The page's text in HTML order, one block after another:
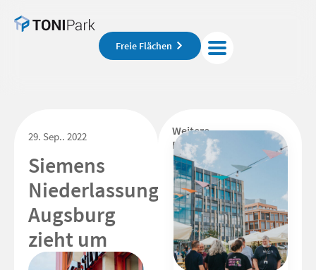
Freie Flächen
29. Sep.. 2022
Siemens
Niederlassung
Augsburg
zieht um
Weitere
Beiträge